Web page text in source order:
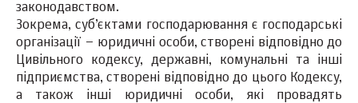
законодавством.
Зокрема, суб’єктами господарювання є господарські
організації – юридичні особи, створені відповідно до
Цивільного кодексу, державні, комунальні та інші
підприємства, створені відповідно до цього Кодексу,
а також інші юридичні особи, які провадять